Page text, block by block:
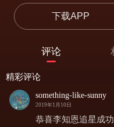
是什么引导
알 수 없지만
我不知道
但我今
자기가 자신
알 수 없지만
下载APP
评论
精彩评论
something-like-sunny
2019年1月10日
恭喜李知恩追星成功